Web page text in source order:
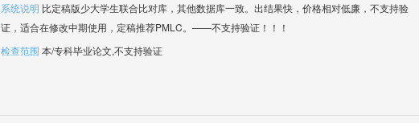
系统说明 比定稿版少大学生联合比对库，其他数据库一致。出结果快，价格相对低廉，不支持验
证，适合在修改中期使用，定稿推荐PMLC。——不支持验证！！！
检查范围 本/专科毕业论文,不支持验证